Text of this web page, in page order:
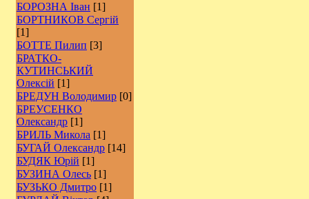
БОРОЗНА Іван [1]
БОРТНИКОВ Сергій
[1]
БОТТЕ Пилип [3]
БРАТКО-
КУТИНСЬКИЙ
Олексій [1]
БРЕДУН Володимир [0]
БРЕУСЕНКО
Олександр [1]
БРИЛЬ Микола [1]
БУГАЙ Олександр [14]
БУДЯК Юрій [1]
БУЗИНА Олесь [1]
БУЗЬКО Дмитро [1]